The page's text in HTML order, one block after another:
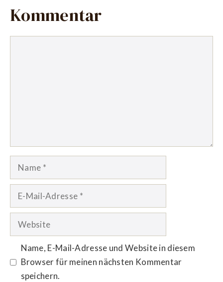
Kommentar
Name
Mail-
Adresse
Website
Name, E-Mail-Adresse und Website in diesem
Browser für meinen nächsten Kommentar
speichern.